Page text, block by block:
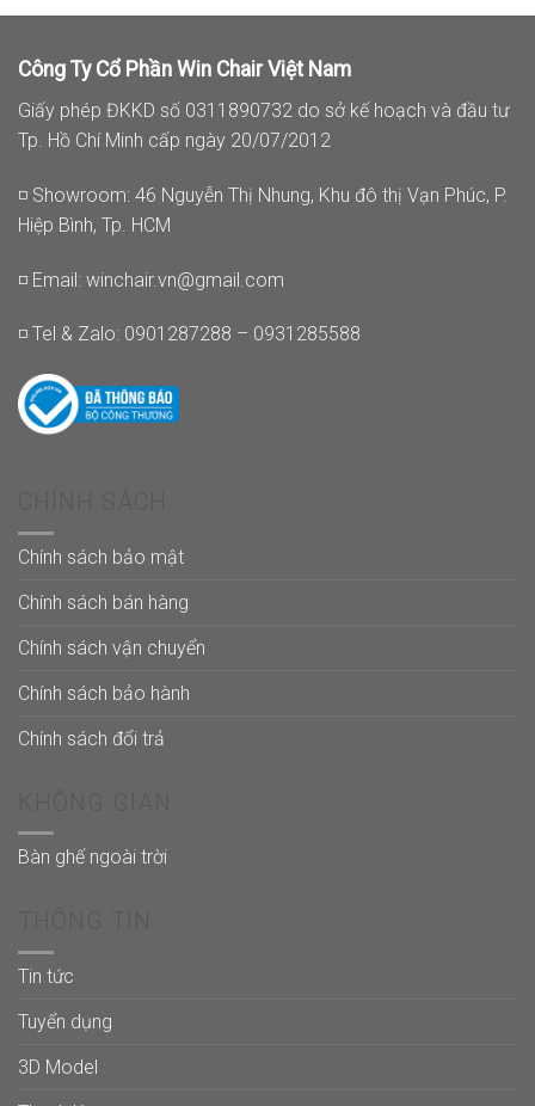
Công Ty Cổ Phần Win Chair Việt Nam
Giấy phép ĐKKD số 0311890732 do sở kế hoạch và đầu tư
Tp. Hồ Chí Minh cấp ngày 20/07/2012
◽ Showroom: 46 Nguyễn Thị Nhung, Khu đô thị Vạn Phúc, P.
Hiệp Bình, Tp. HCM
◽ Email: winchair.vn@gmail.com
◽ Tel & Zalo: 0901287288 – 0931285588
Chính sách bảo mật
Chính sách bán hàng
Chính sách vận chuyển
Chính sách bảo hành
Chính sách đổi trả
Bàn ghế ngoài trời
Tin tức
Tuyển dụng
3D Model